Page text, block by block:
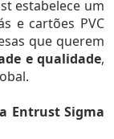
estabelece um
e cartões PVC
que querem
e qualidade,
Entrust Sigma